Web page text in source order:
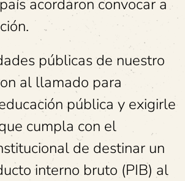
acordaron convocar a
públicas de nuestro
al llamado para
pública y exigirle
cumpla con el
de destinar un
interno bruto (PIB) al